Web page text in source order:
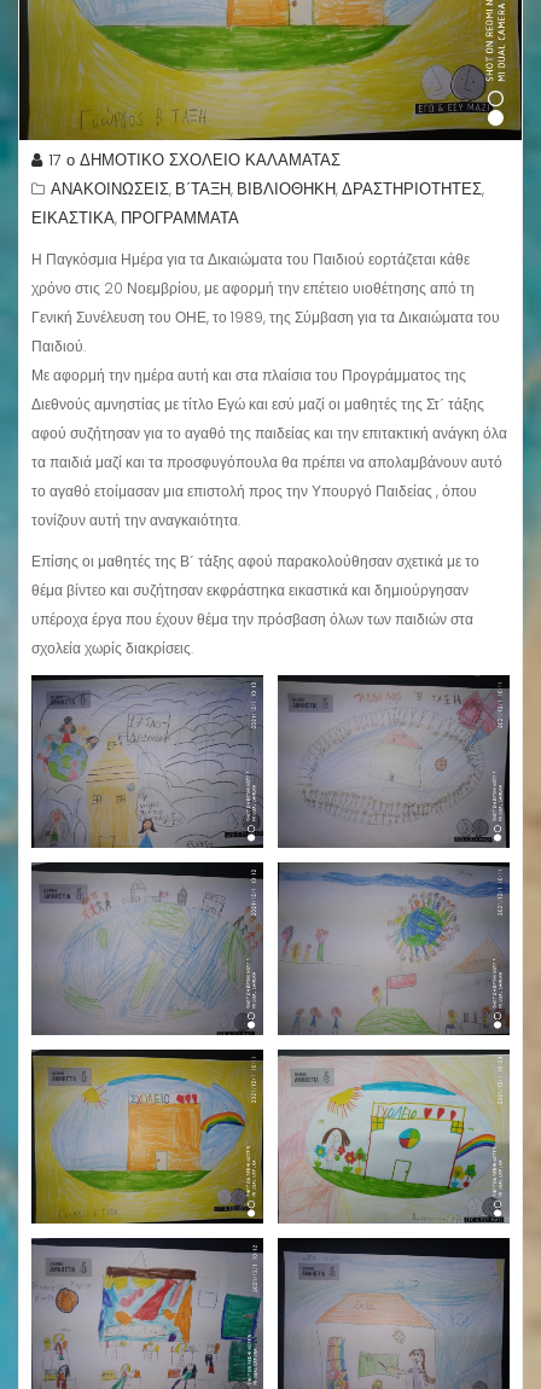
17 ο ΔΗΜΟΤΙΚΟ ΣΧΟΛΕΙΟ ΚΑΛΑΜΑΤΑΣ
ΑΝΑΚΟΙΝΩΣΕΙΣ, Β΄ΤΑΞΗ, ΒΙΒΛΙΟΘΗΚΗ,ΔΡΑΣΤΗΡΙΟΤΗΤΕΣ,
ΕΙΚΑΣΤΙΚΑ, ΠΡΟΓΡΑΜΜΑΤΑ
Η Παγκόσμια Ημέρα για τα Δικαιώματα του Παιδιού εορτάζεται κάθε
χρόνο στις 20 Νοεμβρίου, με αφορμή την επέτειο υιοθέτησης από τη
Γενική Συνέλευση του ΟΗΕ, το 1989, της Σύμβαση για τα Δικαιώματα του
Παιδιού.
Με αφορμή την ημέρα αυτή και στα πλαίσια του Προγράμματος της
Διεθνούς αμνηστίας με τίτλο Εγώ και εσύ μαζί οι μαθητές της Στ΄ τάξης
αφού συζήτησαν για το αγαθό της παιδείας και την επιτακτική ανάγκη όλα
τα παιδιά μαζί και τα προσφυγόπουλα θα πρέπει να απολαμβάνουν αυτό
το αγαθό ετοίμασαν μια επιστολή προς την Υπουργό Παιδείας , όπου
τονίζουν αυτή την αναγκαιότητα.
Επίσης οι μαθητές της Β΄ τάξης αφού παρακολούθησαν σχετικά με το
θέμα βίντεο και συζήτησαν εκφράστηκα εικαστικά και δημιούργησαν
υπέροχα έργα που έχουν θέμα την πρόσβαση όλων των παιδιών στα
σχολεία χωρίς διακρίσεις.